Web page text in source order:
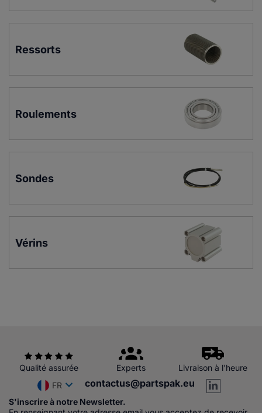
Ressorts
Roulements
Sondes
Vérins
Qualité assurée Experts
Livraison à l'heure
FR
contactus@partspak.eu
S'inscrire à notre Newsletter.